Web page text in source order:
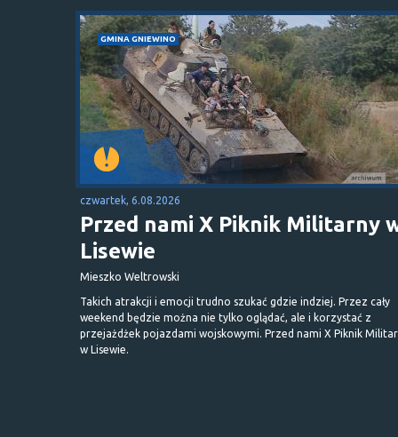
GMINA GNIEWINO
czwartek, 6.08.2026
Przed nami X Piknik Militarny
Lisewie
Mieszko Weltrowski
Takich atrakcji i emocji trudno szukać gdzie indziej. Przez cały
weekend będzie można nie tylko oglądać, ale i korzystać z
przejażdżek pojazdami wojskowymi. Przed nami X Piknik
w Lisewie.